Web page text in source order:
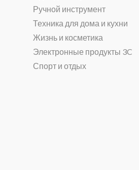
Ручной инструмент
Техника для дома и кухни
Жизнь и косметика
Электронные продукты 3C
Спорт и отдых